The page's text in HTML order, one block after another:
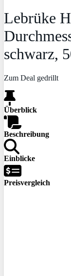
Lebrüke
schwarz,
Zum Deal gedrillt
Überblick
Beschreibung
Einblicke
Preisvergleich